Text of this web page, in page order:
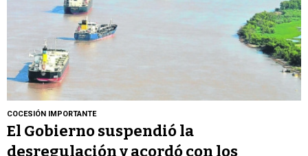
COCESIÓN IMPORTANTE
El Gobierno suspendió la
desregulación y acordó con los